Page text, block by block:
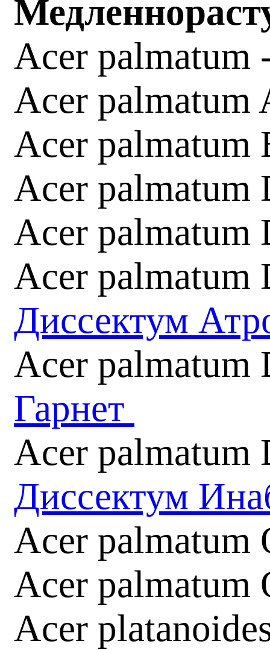
Acer palmatum
Acer
Acer
Acer palmatum
Acer palmatum
Acer palmatum
Диссектум
Acer palmatum
Гарнет
Acer palmatum
Диссектум
Acer
Acer palmatum
Acer